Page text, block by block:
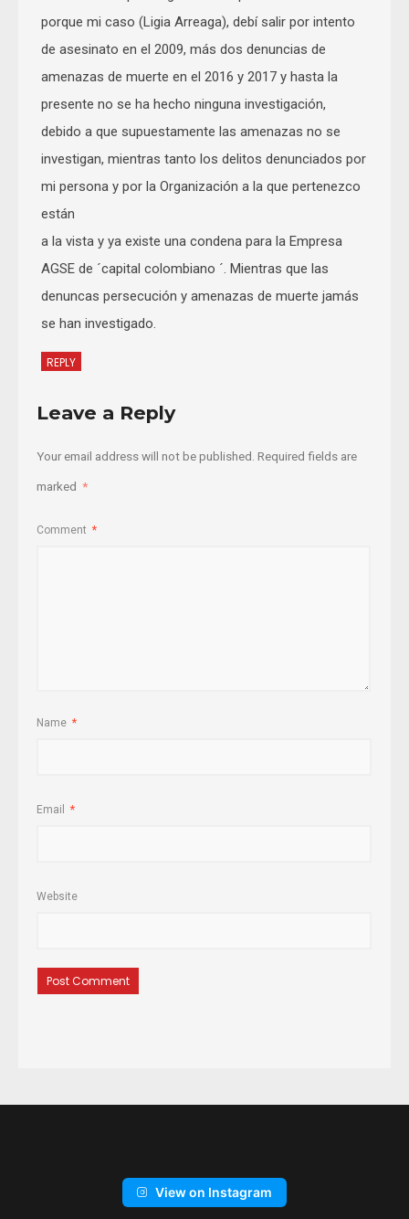
porque mi caso (Ligia Arreaga), debí salir por intento
de asesinato en el 2009, más dos denuncias de
amenazas de muerte en el 2016 y 2017 y hasta la
presente no se ha hecho ninguna investigación,
debido a que supuestamente las amenazas no se
investigan, mientras tanto los delitos denunciados por
mi persona y por la Organización a la que pertenezco
están
a la vista y ya existe una condena para la Empresa
AGSE de ´capital colombiano ´. Mientras que las
denuncas persecución y amenazas de muerte jamás
se han investigado.
REPLY
Leave a Reply
Your email address will not be published. Required fields are
marked *
Comment *
Name *
Email *
Website
View on Instagram